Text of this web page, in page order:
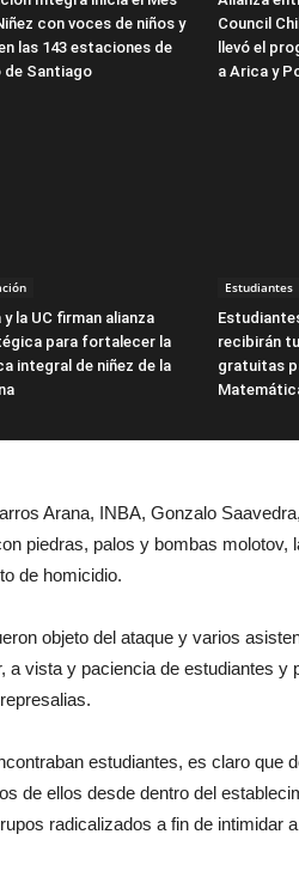
con voces de niños y
las 143 estaciones de
de Santiago
Council
llevó el
a Arica y
y la UC firman alianza
para fortalecer la
integral de niñez de la
Estudiantes
recibirán
gratuitas
Arana, INBA, Gonzalo
piedras, palos y bombas molotov,
de homicidio.
objeto del ataque y varios
a vista y paciencia de estudiantes y
estudiantes, es claro que
de ellos desde dentro del
radicalizados a fin de intimidar